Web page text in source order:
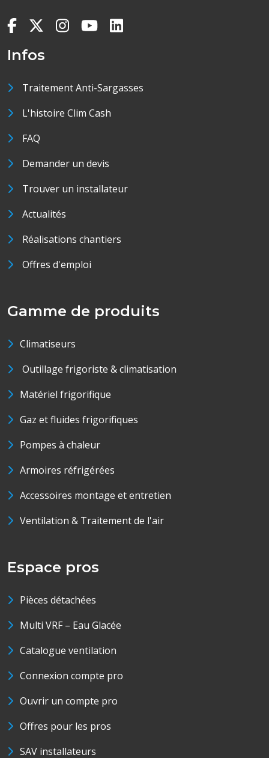
Infos
Traitement Anti-Sargasses
L'histoire Clim Cash
FAQ
Demander un devis
Trouver un installateur
Actualités
Réalisations chantiers
Offres d'emploi
Gamme de produits
Climatiseurs
Outillage frigoriste & climatisation
Matériel frigorifique
Gaz et fluides frigorifiques
Pompes à chaleur
Armoires réfrigérées
Accessoires montage et entretien
Ventilation & Traitement de l'air
Espace pros
Pièces détachées
Multi VRF – Eau Glacée
Catalogue ventilation
Connexion compte pro
Ouvrir un compte pro
Offres pour les pros
SAV installateurs